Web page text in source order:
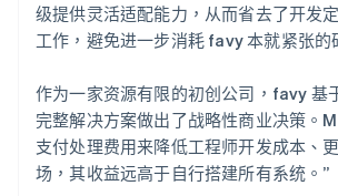
级提供灵活适配能力，从而省去了开发
工作，避免进一步消耗 favy 本就紧张的
作为一家资源有限的初创公司，favy 基
完整解决方案做出了战略性商业决策。
支付处理费用来降低工程师开发成本、
场，其收益远高于自行搭建所有系统。”